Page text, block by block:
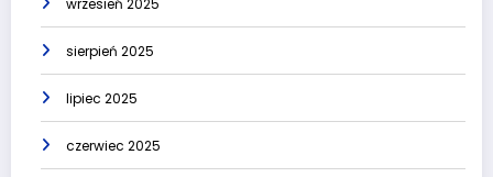
wrzesień 2025
sierpień 2025
lipiec 2025
czerwiec 2025